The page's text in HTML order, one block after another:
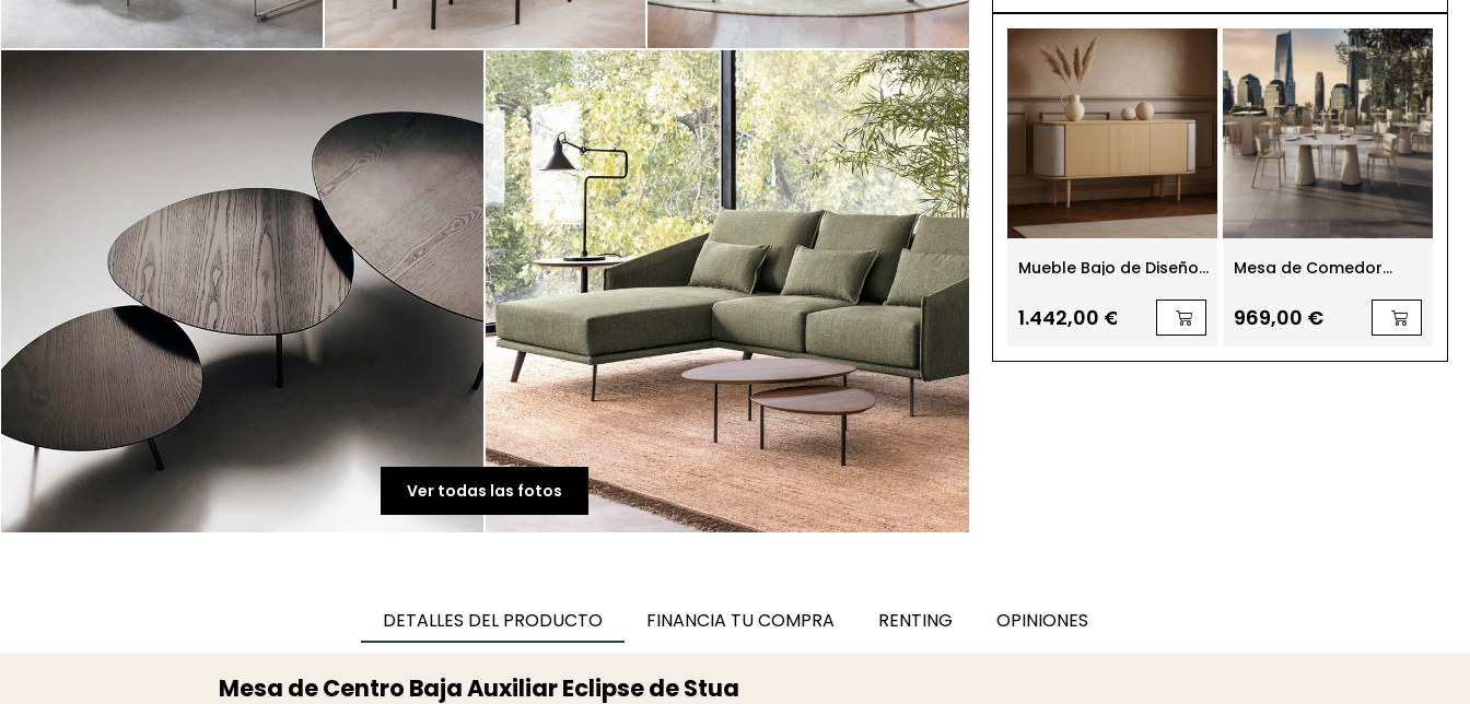
Ver todas las fotos
Mueble de Diseño
Audacious TV Bench
832,00 €
Mueble Bajo de Diseño
1.442,00 €
Mesa de Comedor
969,00 €
DETALLES DEL PRODUCTO FINANCIA TU COMPRA RENTING OPINIONES
Mesa de Centro Baja Auxiliar Eclipse de Stua